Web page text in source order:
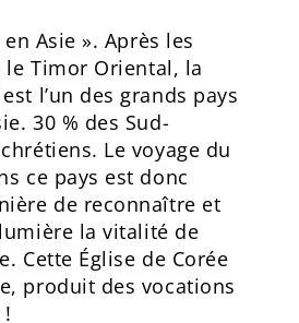
Asie ». Après les
Timor Oriental, la
l’un des grands pays
30 % des Sud-
Le voyage du
ce pays est donc
de reconnaître et
la vitalité de
Cette Église de Corée
produit des vocations